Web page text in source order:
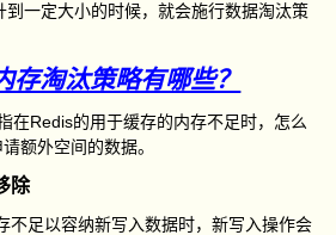
到一定大小的时候，就会施行数据淘汰策
存淘汰策略有哪些？
在Redis的用于缓存的内存不足时，怎么
额外空间的数据。
除
不足以容纳新写入数据时，新写入操作会